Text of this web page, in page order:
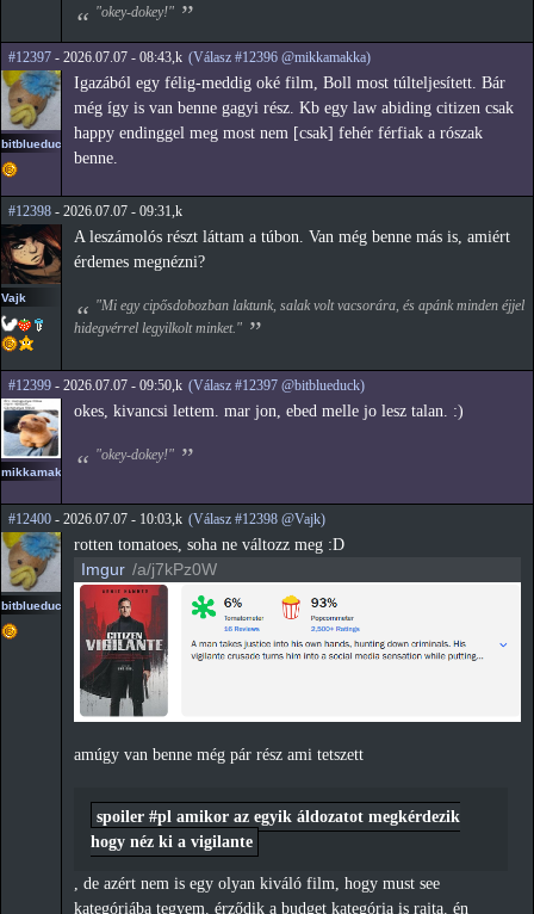
"okey-dokey!"
#12397 - 2026.07.07 - 08:43,k (Válasz #12396 @mikkamakka)
bitblueduck
Igazából egy félig-meddig oké film, Boll most túlteljesített. Bár
még így is van benne gagyi rész. Kb egy law abiding citizen csak
happy endinggel meg most nem [csak] fehér férfiak a rószak
benne.
#12398 - 2026.07.07 - 09:31,k
Vajk
A leszámolós részt láttam a túbon. Van még benne más is, amiért
érdemes megnézni?
"Mi egy cipősdobozban laktunk, salak volt vacsorára, és apánk minden éjjel
hidegvérrel legyilkolt minket."
#12399 - 2026.07.07 - 09:50,k (Válasz #12397 @bitblueduck)
mikkamakka
okes, kivancsi lettem. mar jon, ebed melle jo lesz talan. :)
"okey-dokey!"
#12400 - 2026.07.07 - 10:03,k (Válasz #12398 @Vajk)
bitblueduck
rotten tomatoes, soha ne változz meg :D
Imgur /a/j7kPz0W
amúgy van benne még pár rész ami tetszett
spoiler #pl amikor az egyik áldozatot megkérdezik
hogy néz ki a vigilante
, de azért nem is egy olyan kiváló film, hogy must see
kategóriába tegyem. érződik a budget kategória is rajta. én